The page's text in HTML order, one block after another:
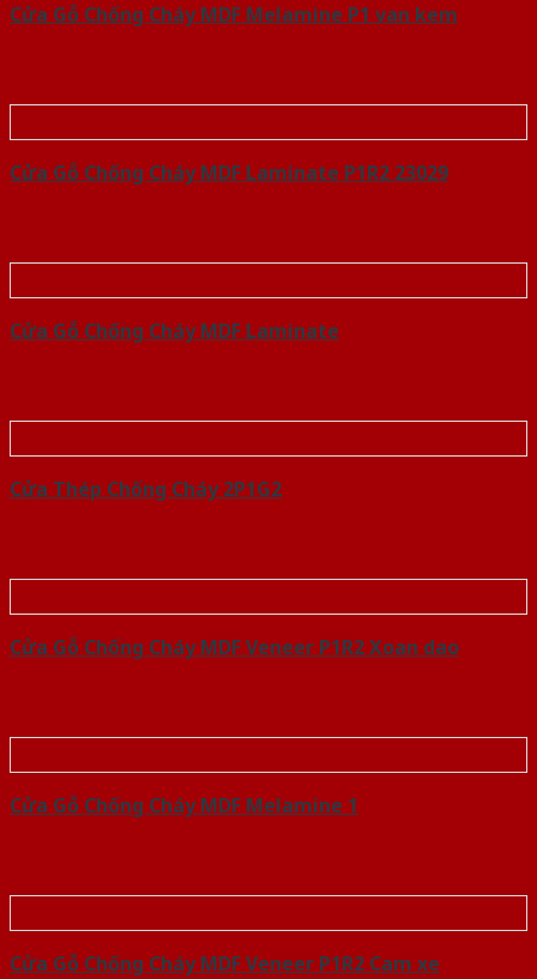
Cửa Gỗ Chống Cháy MDF Melamine P1 van kem
Cửa Gỗ Chống Cháy MDF Laminate P1R2 23029
Cửa Gỗ Chống Cháy MDF Laminate
Cửa Thép Chống Cháy 2P1G2
Cửa Gỗ Chống Cháy MDF Veneer P1R2 Xoan dao
Cửa Gỗ Chống Cháy MDF Melamine 1
Cửa Gỗ Chống Cháy MDF Veneer P1R2 Cam xe